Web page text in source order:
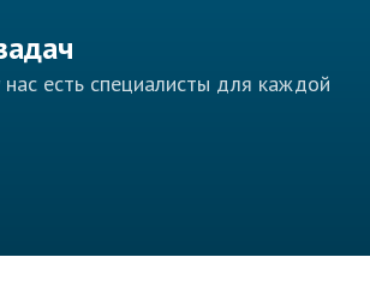
есть специалисты для каждой